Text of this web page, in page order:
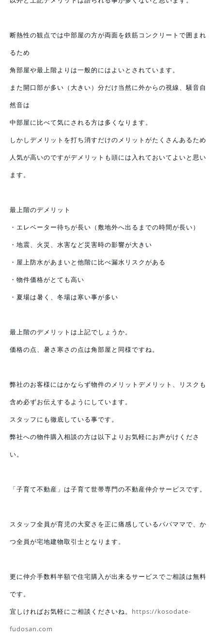
断熱性の観点では中部屋の方が両面を鉄筋コンクリートで囲まれ
るため
角部屋や最上階よりは一般的にはよいとされています。
また開口部が多い（大きい）分だけ当然に外からの視線、騒音自
然音は
中部屋に比べて気にされる方は多くなります。
しかしデメリットを打ち消すだけのメリットがたくさんあるため
人気が高いのですがデメリットも頭には入れておいてよいと思い
ます。
最上階のデメリット
・エレベーター待ちが長い（敷地外へ出るまでの時間が長い）
・地震、火災、水害など災害時の影響が大きい
・屋上防水があまいと他階に比べ漏水リスクがある
・物件価格がとても高い
・夏場は暑く、冬場は寒い事が多い
最上階のデメリットは上記でしょうか。
価格の点、暑さ寒さの点は角部屋と同様ですね。
弊社のお客様にはかならず物件のメリットデメリット、リスクも
含め必ずお伝えするようにしています。
スタッフにも徹底している事です。
弊社への物件購入相談の方は以下よりお気軽にお声がけくださ
い。
「子育て不動産」は子育て世帯専門の不動産仲介サービスです。
スタッフ全員が育児の大変さを正に痛感しているパパママで、か
つ全員が宅地建物取引士となります。
更に仲介手数料半額で住宅購入が出来るサービスでご相談は無料
です。
宜しければお気軽にご相談くださいね。 https://kosodate-
fudosan.com